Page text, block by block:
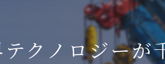
クノロジー